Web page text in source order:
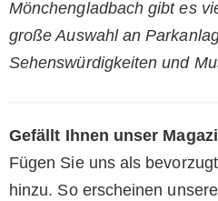
Mönchengladbach gibt es
große Auswahl an
Sehenswürdigkeiten und
Gefällt Ihnen unser
Fügen Sie uns als
hinzu. So erscheinen